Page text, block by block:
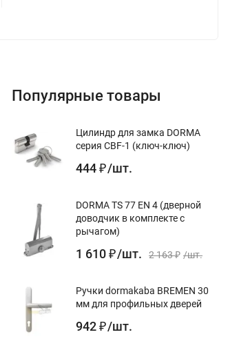
Популярные товары
Цилиндр для замка DORMA
серия CBF-1 (ключ-ключ)
444 ₽ /шт.
DORMA TS 77 EN 4 (дверной
доводчик в комплекте с
рычагом)
1 610 ₽ /шт. 2 163 ₽ /шт.
Ручки dormakaba BREMEN 30
мм для профильных дверей
942 ₽ /шт.